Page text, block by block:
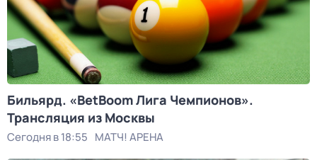
Бильярд. «BetBoom Лига Чемпионов».
Трансляция из Москвы
Сегодня в 18:55 МАТЧ! АРЕНА